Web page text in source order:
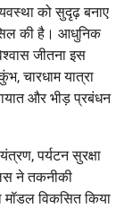
को सुदृढ़ बनाए
की है। आधुनिक
जीतना इस
चारधाम यात्रा
और भीड़ प्रबंधन
पर्यटन सुरक्षा
ने तकनीकी
विकसित किया